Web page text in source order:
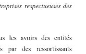
respectueuses des
les avoirs des entités
par des ressortissants